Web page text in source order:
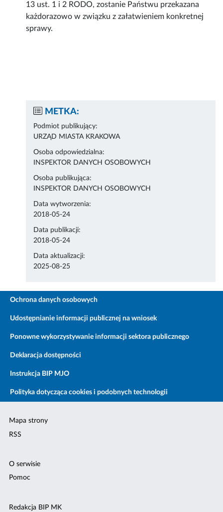
13 ust. 1 i 2 RODO, zostanie Państwu przekazana
każdorazowo w związku z załatwieniem konkretnej
sprawy.
METKA:
Podmiot publikujący:
URZĄD MIASTA KRAKOWA
Osoba odpowiedzialna:
INSPEKTOR DANYCH OSOBOWYCH
Osoba publikująca:
INSPEKTOR DANYCH OSOBOWYCH
Data wytworzenia:
2018-05-24
Data publikacji:
2018-05-24
Data aktualizacji:
2025-08-25
Ochrona danych osobowych
Udostępnianie informacji publicznej na wniosek
Ponowne wykorzystywanie informacji sektora publicznego
Deklaracja dostępności
Instrukcja BIP MJO
Polityka dotycząca cookies i podobnych technologii
Mapa strony
RSS
O serwisie
Pomoc
Redakcja BIP MK